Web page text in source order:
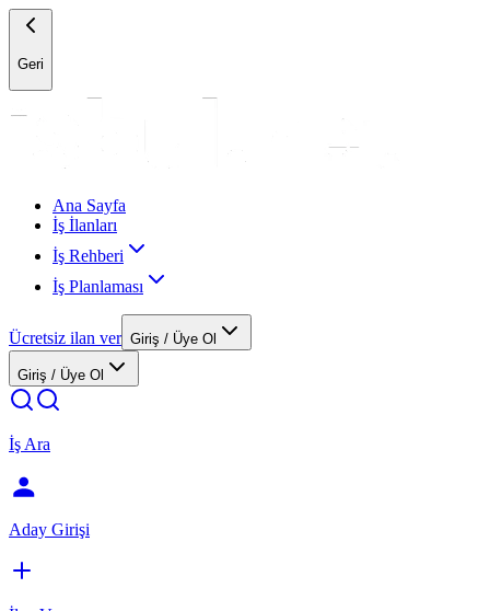
Geri
Ana Sayfa
İş İlanları
İş Rehberi
İş Planlaması
Ücretsiz ilan ver Giriş / Üye Ol
Giriş / Üye Ol
İş Ara
Aday Girişi